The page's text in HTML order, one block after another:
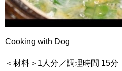
Cooking with Dog
＜材料＞1人分／調理時間 15分